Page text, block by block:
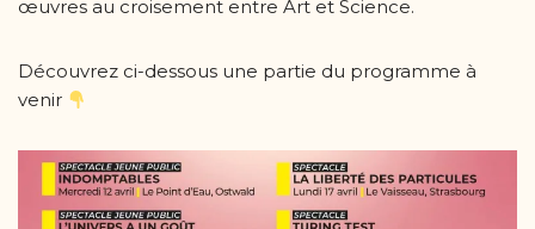
œuvres au croisement entre Art et Science.
Découvrez ci-dessous une partie du programme à
venir